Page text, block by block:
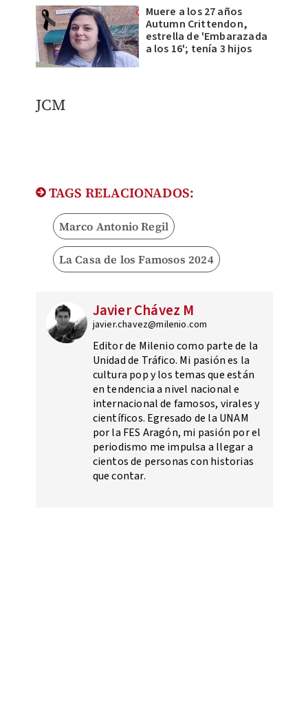
Muere a los 27 años
Autumn Crittendon,
estrella de 'Embarazada
a los 16'; tenía 3 hijos
JCM
TAGS RELACIONADOS:
Marco Antonio Regil
La Casa de los Famosos 2024
Javier Chávez M
javier.chavez@milenio.com
Editor de Milenio como parte de la
Unidad de Tráfico. Mi pasión es la
cultura pop y los temas que están
en tendencia a nivel nacional e
internacional de famosos, virales y
científicos. Egresado de la UNAM
por la FES Aragón, mi pasión por el
periodismo me impulsa a llegar a
cientos de personas con historias
que contar.